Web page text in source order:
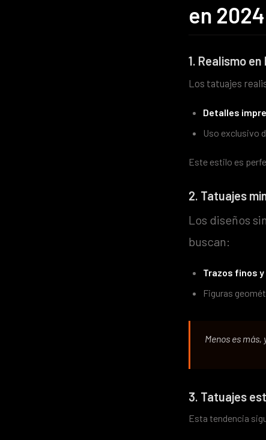
en 2024
1. Realismo
Los tatuajes
Detalles
Uso exclusivo
Este estilo es
2. Tatuajes
Los diseños
buscan:
Trazos finos
Figuras
Menos es
3. Tatuajes
Esta tendencia